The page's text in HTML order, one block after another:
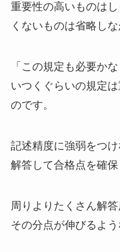
重要性の高いものは
くないものは省略しな
「この規定も必要か
いつくぐらいの規定
のです。
記述精度に強弱をつ
解答して合格点を確保
周りよりたくさん解
その分点が伸びるよ